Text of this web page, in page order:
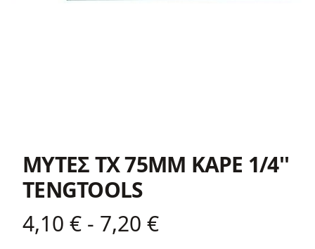
ΜΥΤΕΣ TX 75MM ΚΑΡΕ 1/4''
TENGTOOLS
Product information
4,10 € - 7,20 €